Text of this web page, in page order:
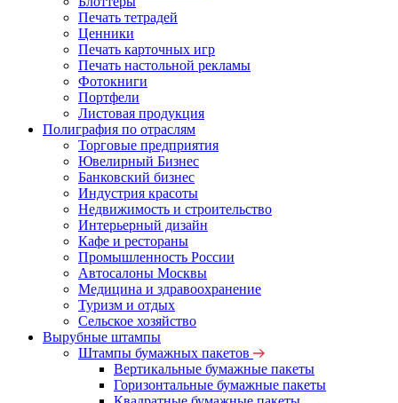
Печать тетрадей
Ценники
Печать карточных игр
Печать настольной рекламы
Фотокниги
Портфели
Листовая продукция
Полиграфия по отраслям
Торговые предприятия
Ювелирный Бизнес
Банковский бизнес
Индустрия красоты
Недвижимость и строительство
Интерьерный дизайн
Кафе и рестораны
Промышленность России
Автосалоны Москвы
Медицина и здравоохранение
Туризм и отдых
Сельское хозяйство
Вырубные штампы
Штампы бумажных пакетов
Вертикальные бумажные пакеты
Горизонтальные бумажные пакеты